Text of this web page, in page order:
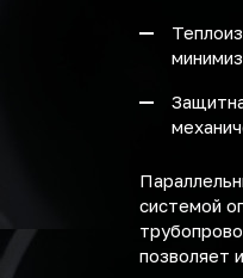
системой
позволяет